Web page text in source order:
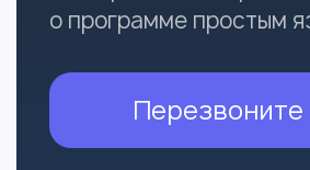
Часто
задаваемые
вопросы